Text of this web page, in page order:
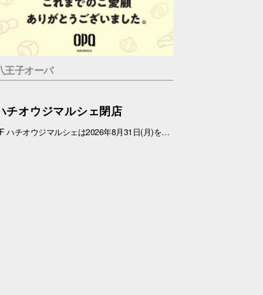
王子オーパ
チオウジマルシェ閉店
1F ハチオウジマルシェは2026年8月31日(月)をもちまして、営業を終了させていただきます。 これまでのご愛顧ありがとうございました。 また、1Fフロアにつきましては、今冬にリニューアルを予定しております。